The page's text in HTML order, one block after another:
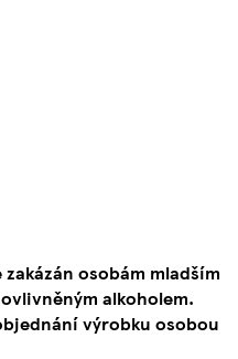
osobám mladším
alkoholem.
výrobku osobou